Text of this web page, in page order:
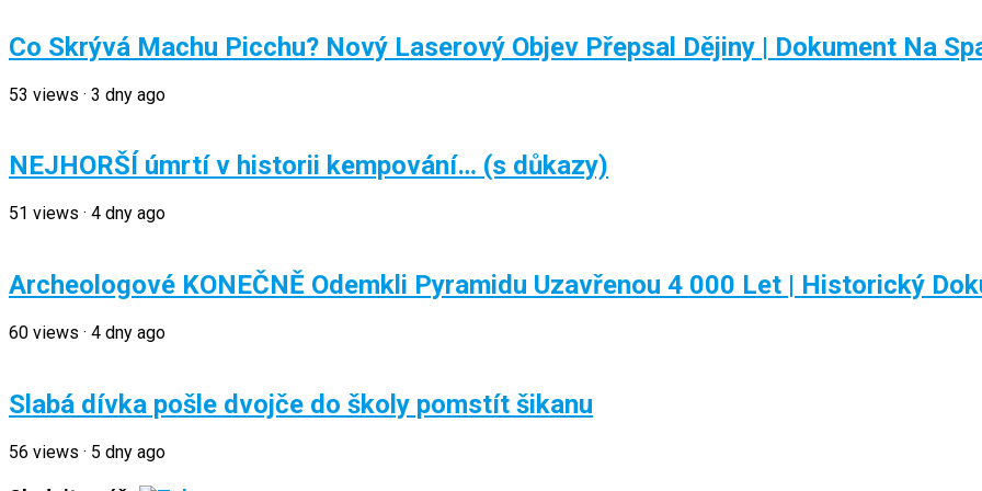
Co Skrývá Machu Picchu? Nový Laserový Objev Přepsal Dějiny | Dokument Na
53 views · 3 dny ago
NEJHORŠÍ úmrtí v historii kempování… (s důkazy)
51 views · 4 dny ago
Archeologové KONEČNĚ Odemkli Pyramidu Uzavřenou 4 000 Let | Historický
60 views · 4 dny ago
Slabá dívka pošle dvojče do školy pomstít šikanu
56 views · 5 dny ago